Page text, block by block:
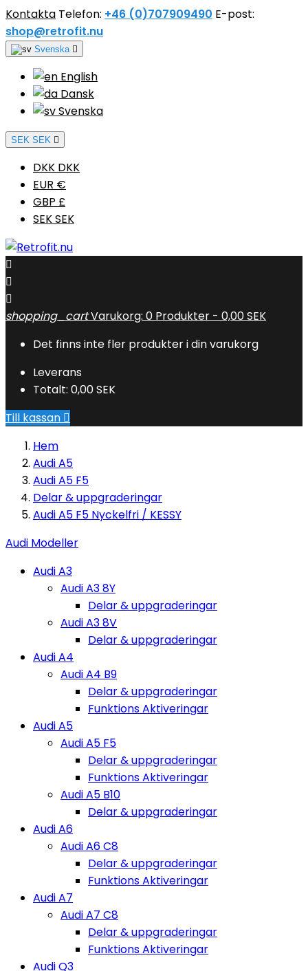
Kontakta Telefon: +46 (0)707909490 E-post:
shop@retrofit.nu
Svenska 
English
Dansk
Svenska
SEK SEK 
DKK DKK
EUR €
GBP £
SEK SEK



shopping_cartVarukorg: 0 Produkter - 0,00 SEK
Det finns inte fler produkter i din varukorg
Leverans
Totalt: 0,00 SEK
Till kassan 
Hem
Audi A5
Audi A5 F5
Delar & uppgraderingar
Audi A5 F5 Nyckelfri / KESSY
Audi Modeller
Audi A3
Audi A3 8Y
Delar & uppgraderingar
Audi A3 8V
Delar & uppgraderingar
Audi A4
Audi A4 B9
Delar & uppgraderingar
Funktions Aktiveringar
Audi A5
Audi A5 F5
Delar & uppgraderingar
Funktions Aktiveringar
Audi A5 B10
Delar & uppgraderingar
Audi A6
Audi A6 C8
Delar & uppgraderingar
Funktions Aktiveringar
Audi A7
Audi A7 C8
Delar & uppgraderingar
Funktions Aktiveringar
Audi Q3